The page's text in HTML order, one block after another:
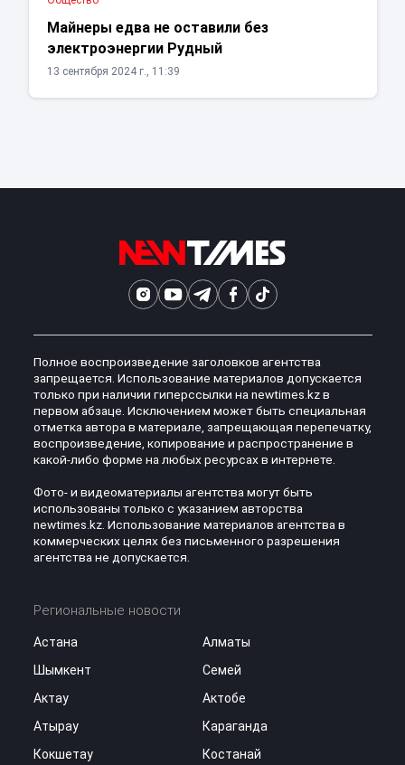
Майнеры едва не оставили без
электроэнергии Рудный
13 сентября 2024 г., 11:39
Полное воспроизведение заголовков агентства
запрещается. Использование материалов допускается
только при наличии гиперссылки на newtimes.kz в
первом абзаце. Исключением может быть специальная
отметка автора в материале, запрещающая перепечатку,
воспроизведение, копирование и распространение в
какой-либо форме на любых ресурсах в интернете.
Фото- и видеоматериалы агентства могут быть
использованы только с указанием авторства
newtimes.kz. Использование материалов агентства в
коммерческих целях без письменного разрешения
агентства не допускается.
Региональные новости
Астана
Алматы
Шымкент
Семей
Актау
Актобе
Атырау
Караганда
Кокшетау
Костанай